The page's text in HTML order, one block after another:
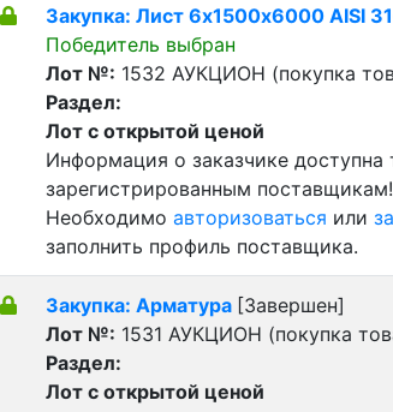
Закупка: Лист 6х1500х6000 AISI
Победитель выбран
Лот №: 1532 АУКЦИОН (покупка
Раздел:
Лот с открытой ценой
Информация о заказчике доступна
зарегистрированным поставщикам!
Необходимо авторизоваться или
заполнить профиль поставщика.
Закупка: Арматура [Завершен]
Лот №: 1531 АУКЦИОН (покупка
Раздел:
Лот с открытой ценой